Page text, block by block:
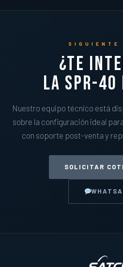
SIGUIENTE
¿Te
la SPR-40
Nuestro equipo técnico está
sobre la configuración ideal
con soporte post-venta y
SOLICITAR